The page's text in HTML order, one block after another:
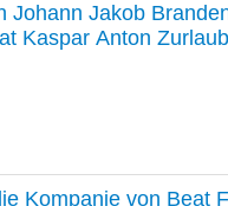
Jakob
Kaspar Anton
Kompanie von Beat